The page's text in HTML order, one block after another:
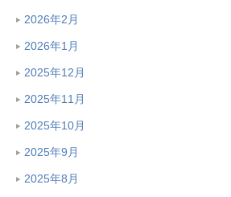
2026年2月
2026年1月
2025年12月
2025年11月
2025年10月
2025年9月
2025年8月